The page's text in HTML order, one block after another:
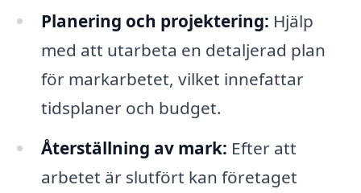
Planering och projektering: Hjälp
med att utarbeta en detaljerad plan
för markarbetet, vilket innefattar
tidsplaner och budget.
Återställning av mark: Efter att
arbetet är slutfört kan företaget